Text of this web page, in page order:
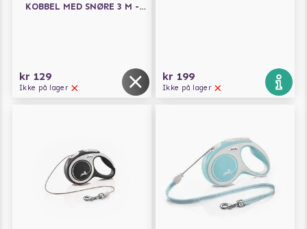
KOBBEL MED SNØRE 3 M -
kr 129
Ikke på lager
kr 199
Ikke på lager